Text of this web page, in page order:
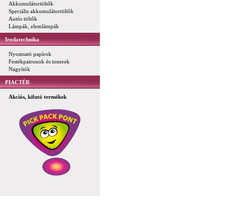
Akkumulátortöltők
Speciális akkumulátortöltők
Autós töltők
Lámpák, elemlámpák
Irodatechnika
Nyomtató papírok
Festékpatronok és tonerek
Nagyítók
PIACTÉR
Akciós, kifutó termékek